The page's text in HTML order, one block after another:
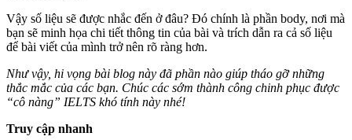
Vậy số liệu sẽ được nhắc đến ở đâu? Đó chính là phần body, nơi mà
bạn sẽ minh họa chi tiết thông tin của bài và trích dẫn ra cả số liệu
để bài viết của mình trở nên rõ ràng hơn.
Như vậy, hi vọng bài blog này đã phần nào giúp tháo gỡ những
thắc mắc của các bạn. Chúc các sớm thành công chinh phục được
“cô nàng” IELTS khó tính này nhé!
Truy cập nhanh